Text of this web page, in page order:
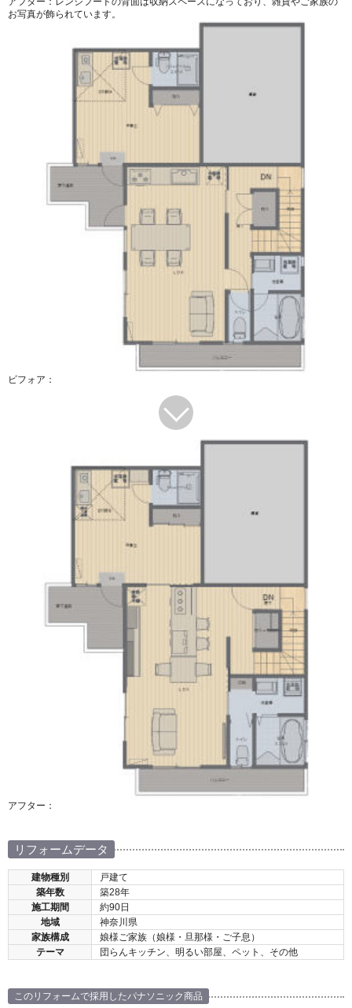
お写真が飾られています。
ビフォア：
アフター：
リフォームデータ
建物種別
戸建て
築年数
築28年
施工期間
約90日
地域
神奈川県
家族構成
娘様ご家族（娘様・旦那様・ご子息）
テーマ
団らんキッチン、明るい部屋、ペット、その他
このリフォームで採用したパナソニック商品